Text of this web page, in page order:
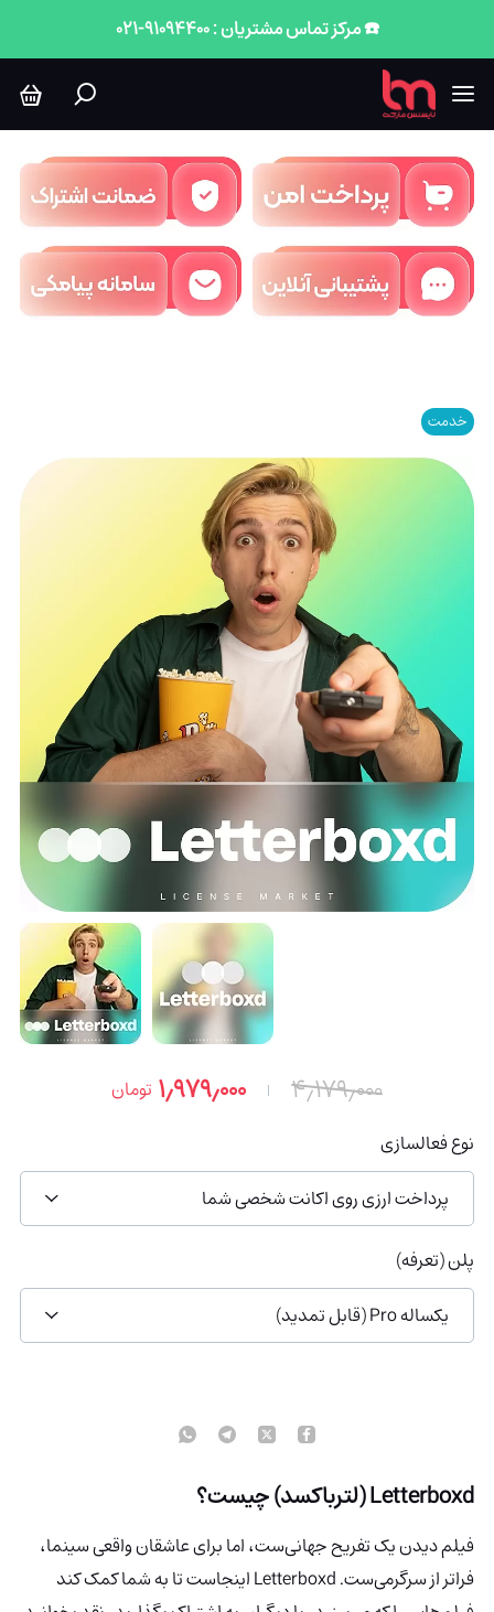
☎️ مرکز تماس مشتریان : 91094400-021
خدمت
۴٫۱۷۹٫۰۰۰ ۱٫۹۷۹٫۰۰۰ تومان
نوع فعالسازی
پرداخت ارزی روی اکانت شخصی شما
پلن (تعرفه)
یکساله Pro (قابل تمدید)
Letterboxd (لترباکسد) چیست؟
فیلم دیدن یک تفریح جهانی‌ست، اما برای عاشقان واقعی سینما،
فراتر از سرگرمی‌ست. Letterboxd اینجاست تا به شما کمک کند